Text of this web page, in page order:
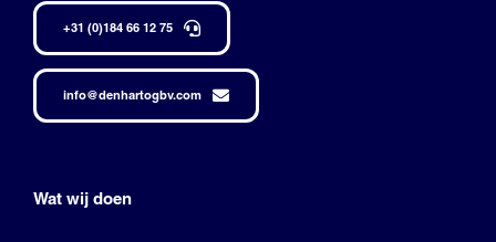
+31 (0)184 66 12 75
info@denhartogbv.com
Wat wij doen